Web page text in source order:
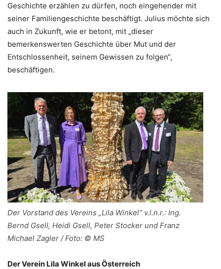
Geschichte erzählen zu dürfen, noch eingehender mit
seiner Familiengeschichte beschäftigt. Julius möchte sich
auch in Zukunft, wie er betont, mit „dieser
bemerkenswerten Geschichte über Mut und der
Entschlossenheit, seinem Gewissen zu folgen“,
beschäftigen.
Der Vorstand des Vereins „Lila Winkel“ v.l.n.r.: Ing.
Bernd Gsell, Heidi Gsell, Peter Stocker und Franz
Michael Zagler / Foto: © MS
Der Verein Lila Winkel aus Österreich